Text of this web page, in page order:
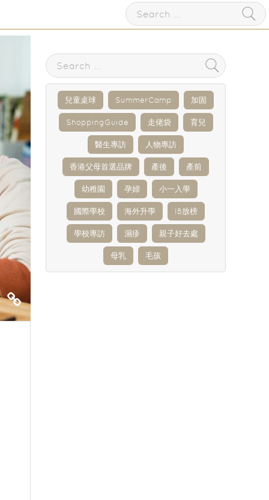
兒童桌球 SummerCamp 加固
ShoppingGuide 走佬袋 育兒
醫生專訪 人物專訪
香港父母首選品牌 產後 產前
幼稚園 孕婦 小一入學
國際學校 海外升學 IB放榜
學校專訪 濕疹 親子好去處
母乳 毛孩